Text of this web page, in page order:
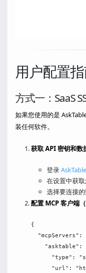
用户配置
方式一：SaaS
如果您使用的是
装任何软件。
获取 API 密钥和数
登录AskTable
在设置中获
选择要连接
配置 MCP 客户端（
{
"mcpServers":
"asktable":
"type":
"url":